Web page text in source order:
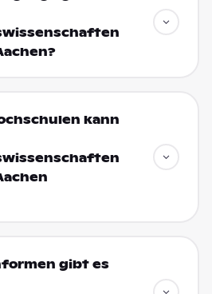
kann
gibt es